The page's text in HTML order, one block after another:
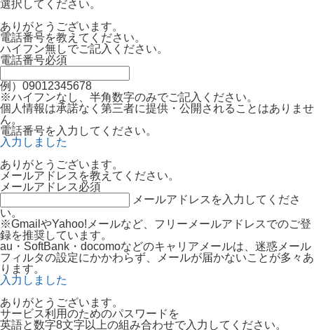
選択してください。
ありがとうございます。
電話番号を教えてください。
ハイフン無しでご記入ください。
電話番号必須
例）09012345678
※ハイフンなし、半角数字のみでご記入ください。
個人情報は承諾なく第三者に提供・公開されることはありませ
ん。
電話番号を入力してください。
入力しました
ありがとうございます。
メールアドレスを教えてください。
メールアドレス必須
メールアドレスを入力してくださ
い。
※GmailやYahoo!メールなど、フリーメールアドレスでのご登
録を推奨しています。
au・SoftBank・docomoなどのキャリアメールは、迷惑メール
フィルタの設定にかかわらず、メールが届かないことが多々あ
ります。
入力しました
ありがとうございます。
サービス利用のためのパスワードを
英語と数字8文字以上の組み合わせで入力してください。